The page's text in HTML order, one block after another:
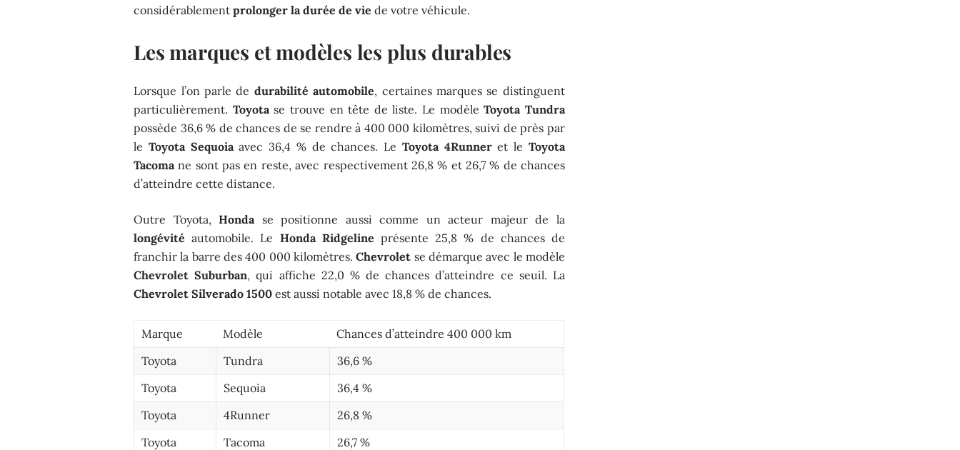
considérablementprolonger la durée de vie de votre véhicule.
Les marques et modèles les plus durables
Lorsque l’on parle de durabilité automobile, certaines marques se distinguent
particulièrement. Toyotase trouve en tête de liste. Le modèleToyota Tundra
possède 36,6 % de chances de se rendre à 400 000 kilomètres, suivi de près par
le Toyota Sequoiaavec 36,4 % de chances. Le Toyota 4Runneret le Toyota
Tacoma ne sont pas en reste, avec respectivement 26,8 % et 26,7 % de chances
d’atteindre cette distance.
Outre Toyota,Honda se positionne aussi comme un acteur majeur de la
longévité automobile. Le Honda Ridgeline présente 25,8 % de chances de
franchir la barre des 400 000 kilomètres.Chevrolet se démarque avec le modèle
Chevrolet Suburban, qui affiche 22,0 % de chances d’atteindre ce seuil. La
Chevrolet Silverado 1500 est aussi notable avec 18,8 % de chances.
Marque Modèle
Chances d’atteindre 400 000 km
Toyota
Tundra
36,6 %
Toyota
Sequoia
36,4 %
Toyota
4Runner
26,8 %
Toyota
Tacoma
26,7 %